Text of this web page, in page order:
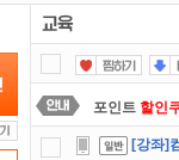
포인트 할인
정액제할인
[강좌]